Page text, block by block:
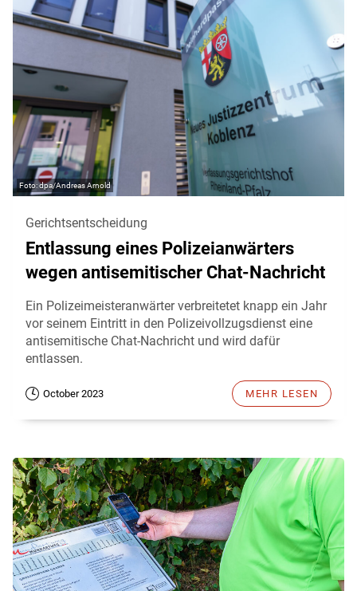
dpa/Andreas Arnold
Gerichtsentscheidung
Entlassung eines Polizeianwärters
wegen antisemitischer Chat-Nachricht
Ein Polizeimeisteranwärter verbreitetet knapp ein Jahr
vor seinem Eintritt in den Polizeivollzugsdienst eine
antisemitische Chat-Nachricht und wird dafür
entlassen.
October 2023 MEHR LESEN